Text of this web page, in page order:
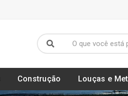
Construção Louças e